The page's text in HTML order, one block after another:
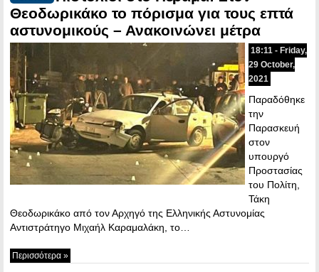
Θεοδωρικάκο το πόρισμα για τους επτά
αστυνομικούς – Ανακοινώνει μέτρα
18:11 - Friday,
29 October,
2021
Παραδόθηκε
την
Παρασκευή
στον
υπουργό
Προστασίας
του Πολίτη,
Τάκη
Θεοδωρικάκο από τον Αρχηγό της Ελληνικής Αστυνομίας
Αντιστράτηγο Μιχαήλ Καραμαλάκη, το…
Περισσότερα »